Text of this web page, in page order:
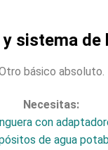
y sistema de
básico absoluto.
Necesitas:
con
de agua